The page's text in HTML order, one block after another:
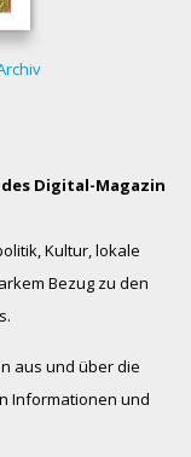
Digital-Magazin
Kultur, lokale
Bezug zu den
aus und über die
Informationen und